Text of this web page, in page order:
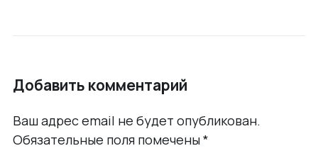
Добавить комментарий
Ваш адрес email не будет опубликован.
Обязательные поля помечены*